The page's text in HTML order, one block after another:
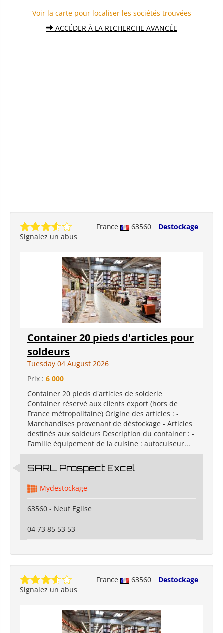
Voir la carte pour localiser les sociétés trouvées
ACCÉDER À LA RECHERCHE AVANCÉE
France 63560
Destockage
Signalez un abus
Container 20 pieds d'articles pour
soldeurs
Tuesday 04 August 2026
Prix : 6 000
Container 20 pieds d'articles de solderie
Container réservé aux clients export (hors de
France métropolitaine) Origine des articles : -
Marchandises provenant de déstockage - Articles
destinés aux soldeurs Description du container : -
Famille équipement de la cuisine : autocuiseur...
SARL Prospect Excel
Mydestockage
63560 - Neuf Eglise
04 73 85 53 53
France 63560
Destockage
Signalez un abus